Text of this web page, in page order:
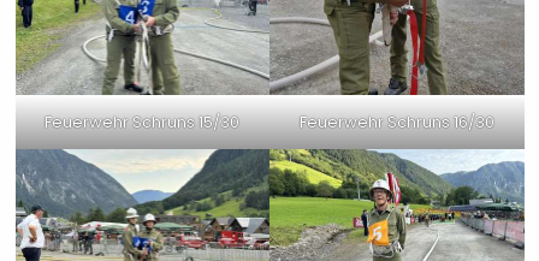
Feuerwehr Schruns 15/30 Feuerwehr Schruns 16/30